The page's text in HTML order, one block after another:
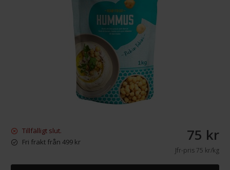
Tillfälligt slut.
Fri frakt från 499 kr
75 kr
Jfr-pris75 kr/kg